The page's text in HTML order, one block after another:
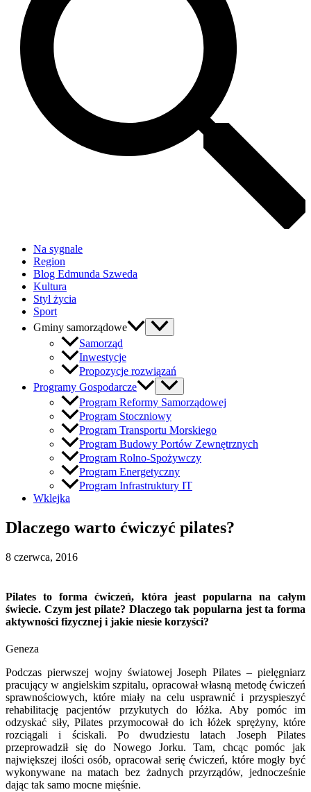
Na sygnale
Region
Blog Edmunda Szweda
Kultura
Styl życia
Sport
Gminy samorządowe
Samorząd
Inwestycje
Propozycje rozwiązań
Programy Gospodarcze
Program Reformy Samorządowej
Program Stoczniowy
Program Transportu Morskiego
Program Budowy Portów Zewnętrznych
Program Rolno-Spożywczy
Program Energetyczny
Program Infrastruktury IT
Wklejka
Dlaczego warto ćwiczyć pilates?
8 czerwca, 2016
Pilates to forma ćwiczeń, która jeast popularna na całym
świecie. Czym jest pilate? Dlaczego tak popularna jest ta forma
aktywności fizycznej i jakie niesie korzyści?
Geneza
Podczas pierwszej wojny światowej Joseph Pilates – pielęgniarz
pracujący w angielskim szpitalu, opracował własną metodę ćwiczeń
sprawnościowych, które miały na celu usprawnić i przyspieszyć
rehabilitację pacjentów przykutych do łóżka. Aby pomóc im
odzyskać siły, Pilates przymocował do ich łóżek sprężyny, które
rozciągali i ściskali. Po dwudziestu latach Joseph Pilates
przeprowadził się do Nowego Jorku. Tam, chcąc pomóc jak
największej ilości osób, opracował serię ćwiczeń, które mogły być
wykonywane na matach bez żadnych przyrządów, jednocześnie
dając tak samo mocne mięśnie.